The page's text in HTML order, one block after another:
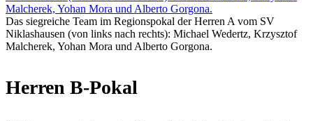
Das siegreiche Team im Regionspokal der Herren A vom SV
Niklashausen (von links nach rechts): Michael Wedertz, Krzysztof
Malcherek, Yohan Mora und Alberto Gorgona.
Herren B-Pokal